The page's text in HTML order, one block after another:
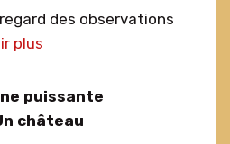
des observations
plus
puissante
château